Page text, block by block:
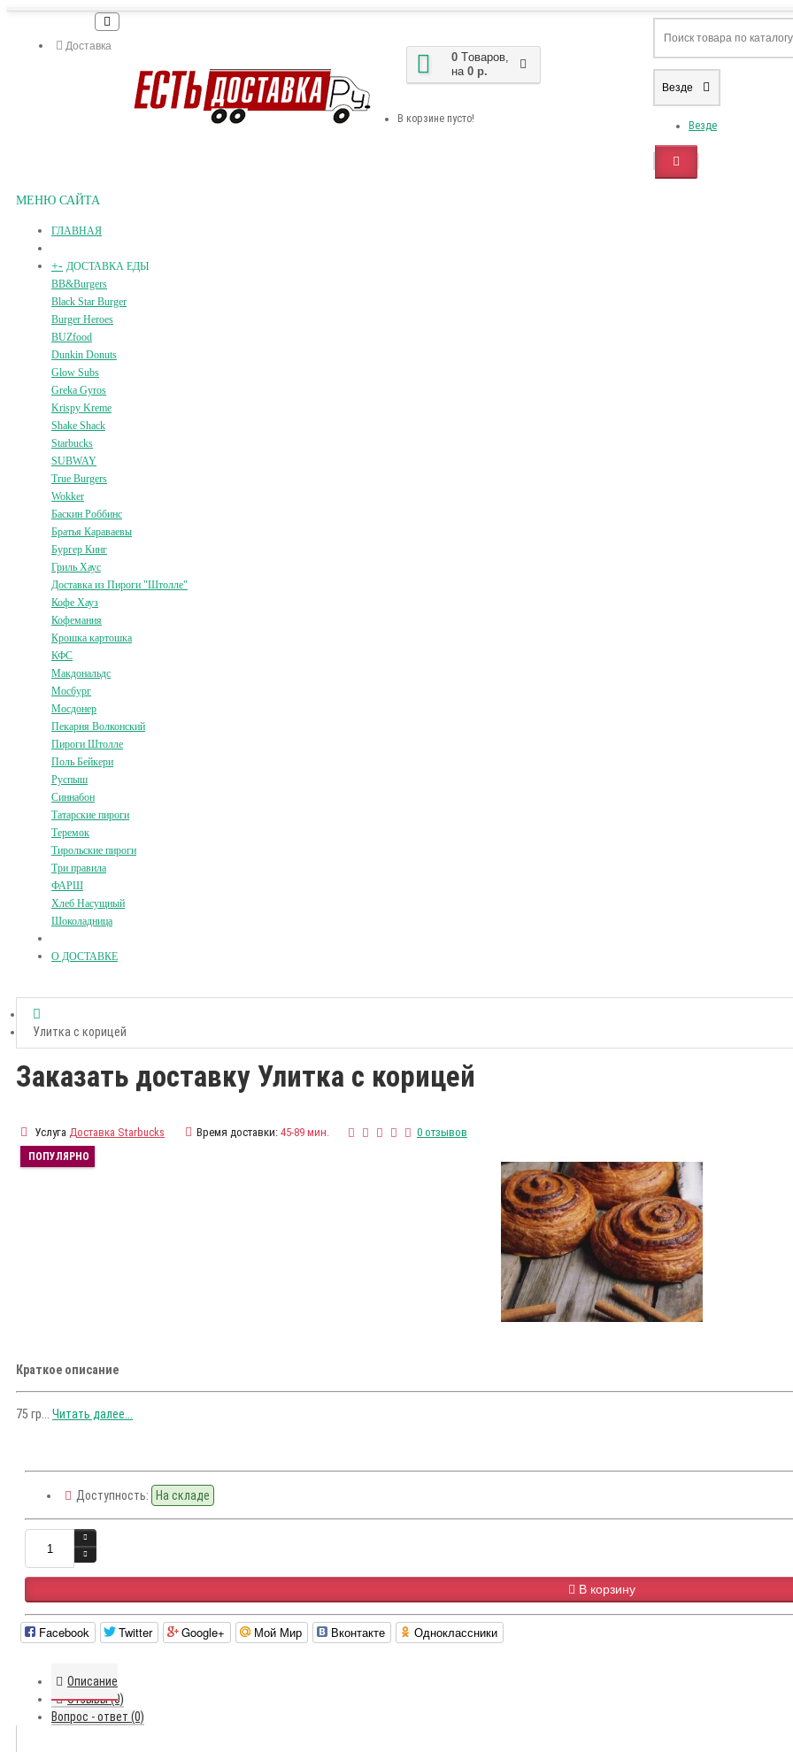
Доставка
0 Tоваров,
на 0 р.
В корзине пусто!
Везде
Везде
МЕНЮ САЙТА
ГЛАВНАЯ
+- ДОСТАВКА ЕДЫ
BB&Burgers
Black Star Burger
Burger Heroes
BUZfood
Dunkin Donuts
Glow Subs
Greka Gyros
Krispy Kreme
Shake Shack
Starbucks
SUBWAY
True Burgers
Wokker
Баскин Роббинс
Братья Караваевы
Бургер Кинг
Гриль Хаус
Доставка из Пироги "Штолле"
Кофе Хауз
Кофемания
Крошка картошка
КФС
Макдональдс
Мосбург
Мосдонер
Пекарня Волконский
Пироги Штолле
Поль Бейкери
Руспыш
Синнабон
Татарские пироги
Теремок
Тирольские пироги
Три правила
ФАРШ
Хлеб Насущный
Шоколадница
О ДОСТАВКЕ
Улитка с корицей
Заказать доставку Улитка с корицей
Услуга Доставка Starbucks Время доставки: 45-89 мин. 0 отзывов
ПОПУЛЯРНО
Краткое описание
75 гр... Читать далее...
Доступность: На складе
В корзину
Facebook Twitter Google+ Мой Мир Вконтакте Одноклассники
Описание
Отзывы (0)
Вопрос - ответ (0)